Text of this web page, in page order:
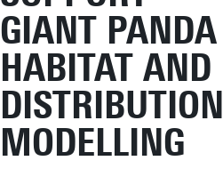
GIANT PANDA
HABITAT AND
DISTRIBUTION
MODELLING